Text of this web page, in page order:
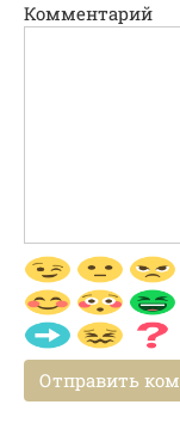
Комментарий